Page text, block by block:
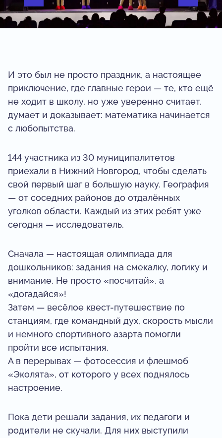
И это был не просто праздник, а настоящее
приключение, где главные герои — те, кто ещё
не ходит в школу, но уже уверенно считает,
думает и доказывает: математика начинается
с любопытства.
144 участника из 30 муниципалитетов
приехали в Нижний Новгород, чтобы сделать
свой первый шаг в большую науку. География
— от соседних районов до отдалённых
уголков области. Каждый из этих ребят уже
сегодня — исследователь.
Сначала — настоящая олимпиада для
дошкольников: задания на смекалку, логику и
внимание. Не просто «посчитай», а
«догадайся»!
Затем — весёлое квест-путешествие по
станциям, где командный дух, скорость мысли
и немного спортивного азарта помогли
пройти все испытания.
А в перерывах — фотосессия и флешмоб
«Эколята», от которого у всех поднялось
настроение.
Пока дети решали задания, их педагоги и
родители не скучали. Для них выступили